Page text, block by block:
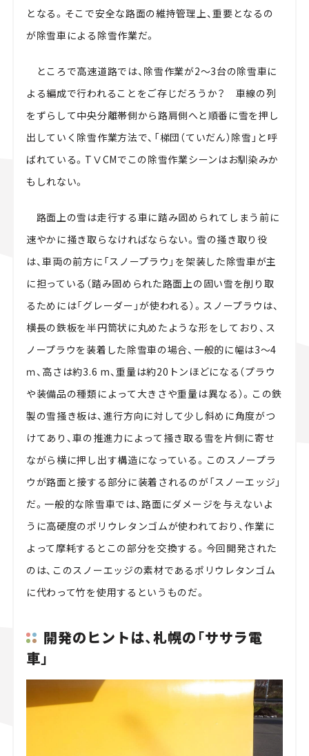
となる。そこで安全な路面の維持管理上、重要となるの
が除雪車による除雪作業だ。
ところで高速道路では、除雪作業が2～3台の除雪車に
よる編成で行われることをご存じだろうか？ 車線の列
をずらして中央分離帯側から路肩側へと順番に雪を押し
出していく除雪作業方法で、「梯団（ていだん）除雪」と呼
ばれている。TⅤCMでこの除雪作業シーンはお馴染みか
もしれない。
路面上の雪は走行する車に踏み固められてしまう前に
速やかに掻き取らなければならない。雪の掻き取り役
は、車両の前方に「スノープラウ」を架装した除雪車が主
に担っている（踏み固められた路面上の固い雪を削り取
るためには「グレーダー」が使われる）。スノープラウは、
横長の鉄板を半円筒状に丸めたような形をしており、ス
ノープラウを装着した除雪車の場合、一般的に幅は3～4
ｍ、高さは約3.6 m、重量は約20トンほどになる（プラウ
や装備品の種類によって大きさや重量は異なる）。この鉄
製の雪掻き板は、進行方向に対して少し斜めに角度がつ
けてあり、車の推進力によって掻き取る雪を片側に寄せ
ながら横に押し出す構造になっている。このスノープラ
ウが路面と接する部分に装着されるのが「スノーエッジ」
だ。一般的な除雪車では、路面にダメージを与えないよ
うに高硬度のポリウレタンゴムが使われており、作業に
よって摩耗するとこの部分を交換する。今回開発された
のは、このスノーエッジの素材であるポリウレタンゴム
に代わって竹を使用するというものだ。
開発のヒントは、札幌の「ササラ電
車」